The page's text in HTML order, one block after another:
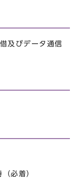
及びデータ通信
必着）